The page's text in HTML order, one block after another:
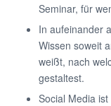
Seminar, für
In aufeinander
Wissen soweit
weißt, nach
gestaltest.
Social Media